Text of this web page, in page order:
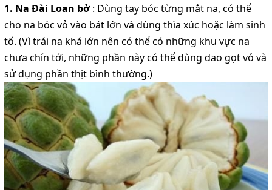
1. Na Đài Loan bở: Dùng tay bóc từng mắt na, có thể
cho na bóc vỏ vào bát lớn và dùng thìa xúc hoặc làm sinh
tố. (Vì trái na khá lớn nên có thể có những khu vực na
chưa chín tới, những phần này có thể dùng dao gọt vỏ và
sử dụng phần thịt bình thường.)